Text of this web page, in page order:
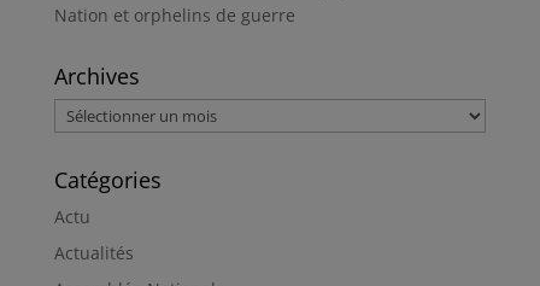
Nation et orphelins de guerre
Archives
Archives
Catégories
Actu
Actualités